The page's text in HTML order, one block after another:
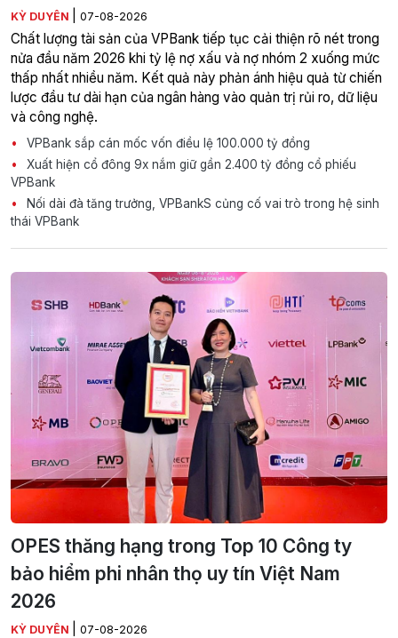
KỲ DUYÊN 07-08-2026
Chất lượng tài sản của VPBank tiếp tục cải thiện rõ nét trong
nửa đầu năm 2026 khi tỷ lệ nợ xấu và nợ nhóm 2 xuống mức
thấp nhất nhiều năm. Kết quả này phản ánh hiệu quả từ chiến
lược đầu tư dài hạn của ngân hàng vào quản trị rủi ro, dữ liệu
và công nghệ.
VPBank sắp cán mốc vốn điều lệ 100.000 tỷ đồng
Xuất hiện cổ đông 9x nắm giữ gần 2.400 tỷ đồng cổ phiếu
VPBank
Nối dài đà tăng trưởng, VPBankS củng cố vai trò trong hệ sinh
thái VPBank
OPES thăng hạng trong Top 10 Công ty
bảo hiểm phi nhân thọ uy tín Việt Nam
2026
KỲ DUYÊN 07-08-2026